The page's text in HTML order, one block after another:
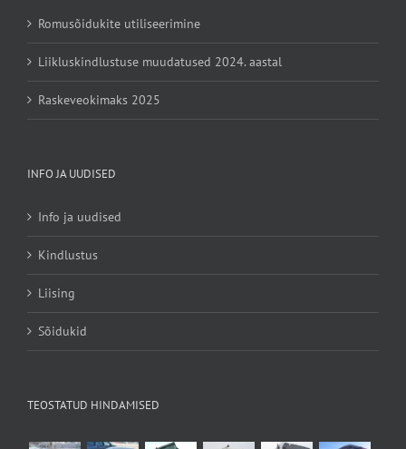
Romusõidukite utiliseerimine
Liikluskindlustuse muudatused 2024. aastal
Raskeveokimaks 2025
INFO JA UUDISED
Info ja uudised
Kindlustus
Liising
Sõidukid
TEOSTATUD HINDAMISED